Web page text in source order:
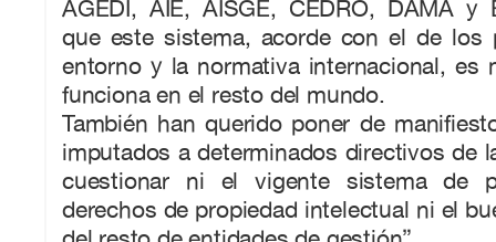
AGEDI, AIE, AISGE, CEDRO, DAMA y
que este sistema, acorde con el de los
entorno y la normativa internacional, es
funciona en el resto del mundo.
También han querido poner de
imputados a determinados directivos de
cuestionar ni el vigente sistema de
derechos de propiedad intelectual ni el